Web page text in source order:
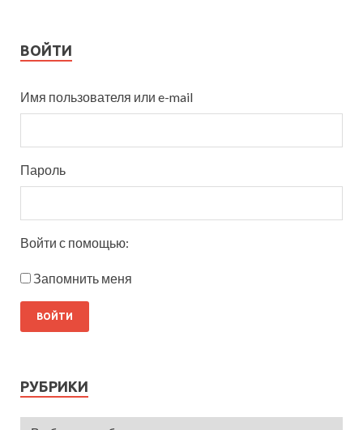
ВОЙТИ
Имя пользователя или e-mail
Пароль
Войти с помощью:
Запомнить меня
РУБРИКИ